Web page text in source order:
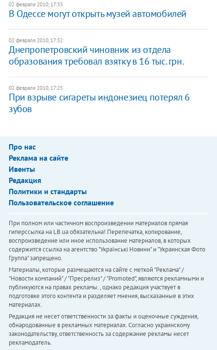
02 февраля 2010, 17:35
В Одессе могут открыть музей автомобилей
02 февраля 2010, 17:32
Днепропетровский чиновник из отдела
образования требовал взятку в 16 тыс. грн.
02 февраля 2010, 17:25
При взрыве сигареты индонезиец потерял 6
зубов
Про нас
Реклама на сайте
Ивенты
Редакция
Политики и стандарты
Пользовательское соглашение
При полном или частичном воспроизведении материалов прямая
гиперссылка на LB.ua обязательна! Перепечатка, копирование,
воспроизведение или иное использование материалов, в которых
содержится ссылка на агентство "Українськi Новини" и "Украинская Фото
Группа" запрещено.
Материалы, которые размещаются на сайте с меткой "Реклама" /
"Новости компаний" / "Пресрелиз" / "Promoted", являются рекламными и
публикуются на правах рекламы. , однако редакция участвует в
подготовке этого контента и разделяет мнения, высказанные в этих
материалах.
Редакция не несет ответственности за факты и оценочные суждения,
обнародованные в рекламных материалах. Согласно украинскому
законодательству, ответственность за содержание рекламы несет
рекламодатель.